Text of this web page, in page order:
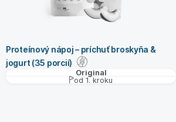
Proteínový nápoj – príchuť broskyňa &
jogurt (35 porcií)
Original
od 1. kroku